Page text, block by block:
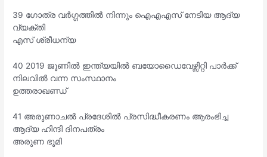
39 ഗോത്ര വർഗ്ഗത്തിൽ നിന്നും ഐഎഎസ് നേടിയ ആദ്യ
വ്യക്തി
എസ് ശ്രീധന്യ
40 2019 ജൂണിൽ ഇന്ത്യയിൽ ബയോഡൈവേഴ്സിറ്റി പാർക്ക്
നിലവിൽ വന്ന സംസ്ഥാനം
ഉത്തരാഖണ്ഡ്
41 അരുണാചൽ പ്രദേശിൽ പ്രസിദ്ധീകരണം ആരംഭിച്ച
ആദ്യ ഹിന്ദി ദിനപത്രം
അരുണ ഭൂമി